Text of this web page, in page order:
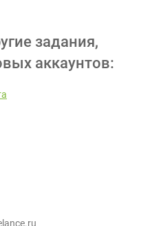
задания,
аккаунтов: